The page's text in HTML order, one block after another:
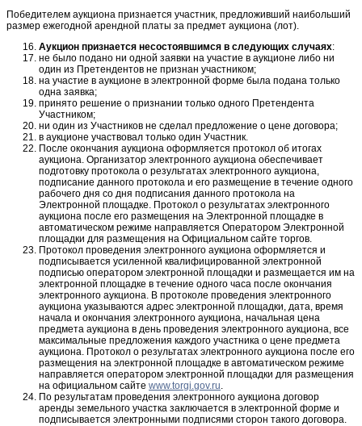
Победителем аукциона признается участник, предложивший наибольший
размер ежегодной арендной платы за предмет аукциона (лот).
Аукцион признается несостоявшимся в следующих случаях:
не было подано ни одной заявки на участие в аукционе либо ни
один из Претендентов не признан участником;
на участие в аукционе в электронной форме была подана только
одна заявка;
принято решение о признании только одного Претендента
Участником;
ни один из Участников не сделал предложение о цене договора;
в аукционе участвовал только один Участник.
После окончания аукциона оформляется протокол об итогах
аукциона. Организатор электронного аукциона обеспечивает
подготовку протокола о результатах электронного аукциона,
подписание данного протокола и его размещение в течение одного
рабочего дня со дня подписания данного протокола на
Электронной площадке. Протокол о результатах электронного
аукциона после его размещения на Электронной площадке в
автоматическом режиме направляется Оператором Электронной
площадки для размещения на Официальном сайте торгов.
Протокол проведения электронного аукциона оформляется и
подписывается усиленной квалифицированной электронной
подписью оператором электронной площадки и размещается им на
электронной площадке в течение одного часа после окончания
электронного аукциона. В протоколе проведения электронного
аукциона указываются адрес электронной площадки, дата, время
начала и окончания электронного аукциона, начальная цена
предмета аукциона в день проведения электронного аукциона, все
максимальные предложения каждого участника о цене предмета
аукциона. Протокол о результатах электронного аукциона после его
размещения на электронной площадке в автоматическом режиме
направляется оператором электронной площадки для размещения
на официальном сайте www.torgi.gov.ru.
По результатам проведения электронного аукциона договор
аренды земельного участка заключается в электронной форме и
подписывается электронными подписями сторон такого договора.